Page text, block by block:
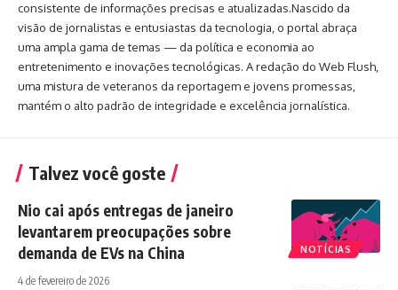
consistente de informações precisas e atualizadas.Nascido da
visão de jornalistas e entusiastas da tecnologia, o portal abraça
uma ampla gama de temas — da política e economia ao
entretenimento e inovações tecnológicas. A redação do Web Flush,
uma mistura de veteranos da reportagem e jovens promessas,
mantém o alto padrão de integridade e excelência jornalística.
Talvez você goste
NOTÍCIAS
Nio cai após entregas de janeiro
levantarem preocupações sobre
demanda de EVs na China
4 de fevereiro de 2026